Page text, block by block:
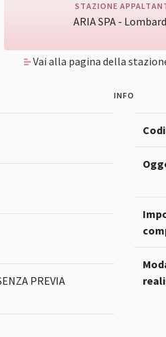
STAZIONE
ARIA SPA -
Vai alla pagina della
INFO
PREVIA